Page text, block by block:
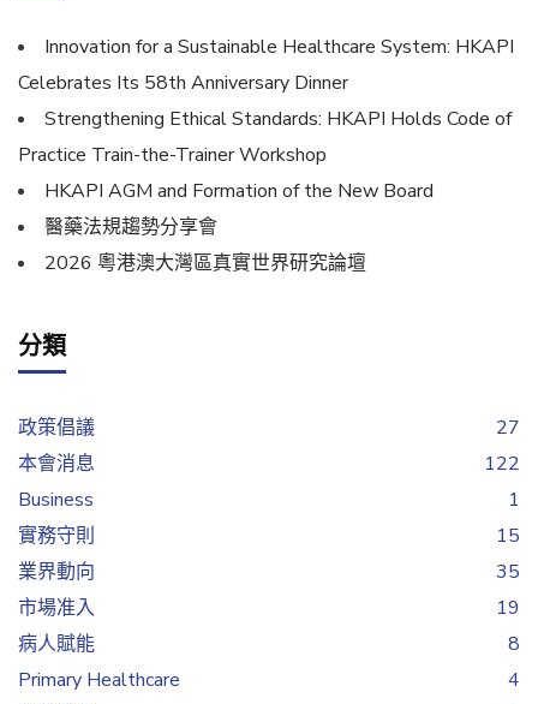
Innovation for a Sustainable Healthcare System: HKAPI
Celebrates Its 58th Anniversary Dinner
Strengthening Ethical Standards: HKAPI Holds Code of
Practice Train-the-Trainer Workshop
HKAPI AGM and Formation of the New Board
醫藥法規趨勢分享會
2026 粵港澳大灣區真實世界研究論壇
分類
政策倡議
27
本會消息
122
Business
1
實務守則
15
業界動向
35
市場准入
19
病人賦能
8
Primary Healthcare
4